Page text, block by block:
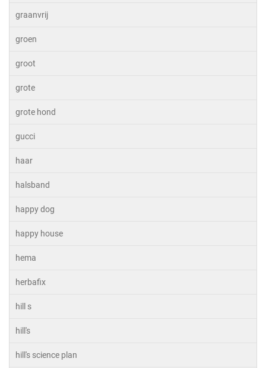
graanvrij
groen
groot
grote
grote hond
gucci
haar
halsband
happy dog
happy house
hema
herbafix
hill s
hill's
hill's science plan